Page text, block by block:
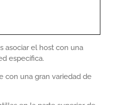
asociar el host con una
específica.
con una gran variedad de